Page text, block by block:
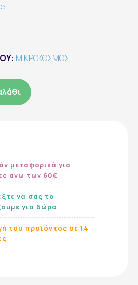
ΜΙΚΡΟΚΟΣΜΟΣ
μεταφορικά για
ανω των 60€
να σας το
για δώρο
του προϊόντος σε 14